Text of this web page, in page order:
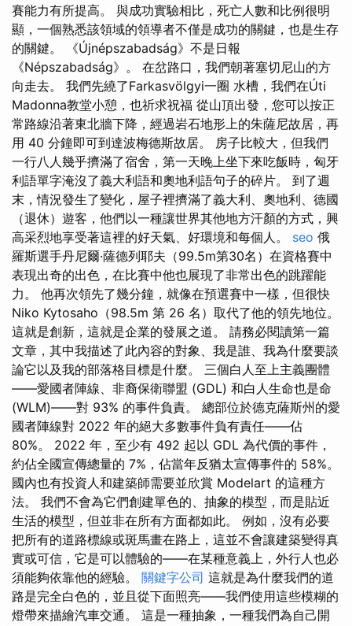
賽能力有所提高。 與成功實驗相比，死亡人數和比例很明
顯，一個熟悉該領域的領導者不僅是成功的關鍵，也是生存
的關鍵。 《Újnépszabadság》不是日報
《Népszabadság》。 在岔路口，我們朝著塞切尼山的方
向走去。 我們先繞了Farkasvölgyi一圈 水槽，我們在Úti
Madonna教堂小憩，也祈求祝福 從山頂出發，您可以按正
常路線沿著東北牆下降，經過岩石地形上的朱薩尼故居，再
用 40 分鐘即可到達波梅德斯故居。 房子比較大，但我們
一行八人幾乎擠滿了宿舍，第一天晚上坐下來吃飯時，匈牙
利語單字淹沒了義大利語和奧地利語句子的碎片。 到了週
末，情況發生了變化，屋子裡擠滿了義大利、奧地利、德國
（退休）遊客，他們以一種讓世界其他地方汗顏的方式，興
高采烈地享受著這裡的好天氣、好環境和每個人。 seo 俄
羅斯選手丹尼爾·薩德列耶夫（99.5m第30名）在資格賽中
表現出奇的出色，在比賽中他也展現了非常出色的跳躍能
力。 他再次領先了幾分鐘，就像在預選賽中一樣，但很快
Niko Kytosaho（98.5m 第 26 名）取代了他的領先地位。
這就是創新，這就是企業的發展之道。 請務必閱讀第一篇
文章，其中我描述了此內容的對象、我是誰、我為什麼要談
論它以及我的部落格目標是什麼。 三個白人至上主義團體
——愛國者陣線、非裔保衛聯盟 (GDL) 和白人生命也是命
(WLM)——對 93% 的事件負責。 總部位於德克薩斯州的愛
國者陣線對 2022 年的絕大多數事件負有責任——佔
80%。 2022 年，至少有 492 起以 GDL 為代價的事件，
約佔全國宣傳總量的 7%，佔當年反猶太宣傳事件的 58%。
國內也有投資人和建築師需要並欣賞 Modelart 的這種方
法。 我們不會為它們創建單色的、抽象的模型，而是貼近
生活的模型，但並非在所有方面都如此。 例如，沒有必要
把所有的道路標線或斑馬畫在路上，這並不會讓建築變得真
實或可信，它是可以體驗的——在某種意義上，外行人也必
須能夠依靠他的經驗。 關鍵字公司 這就是為什麼我們的道
路是完全白色的，並且從下面照亮——我們使用這些模糊的
燈帶來描繪汽車交通。 這是一種抽象，一種我們為自己開